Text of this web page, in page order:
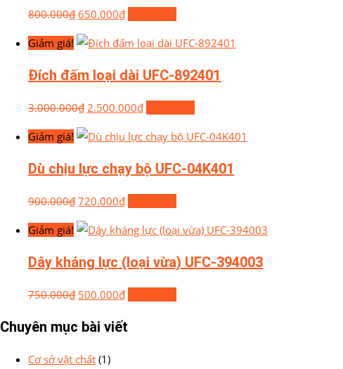
800.000₫ 650.000₫
Giảm giá!
Đích đấm loại dài UFC-892401
3.000.000₫ 2.500.000₫
Giảm giá!
Dù chịu lực chạy bộ UFC-04K401
900.000₫ 720.000₫
Giảm giá!
Dây kháng lực (loại vừa) UFC-394003
750.000₫ 500.000₫
Chuyên mục bài viết
Cơ sở vật chất (1)